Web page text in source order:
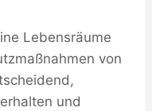
Lebensräume
von
und